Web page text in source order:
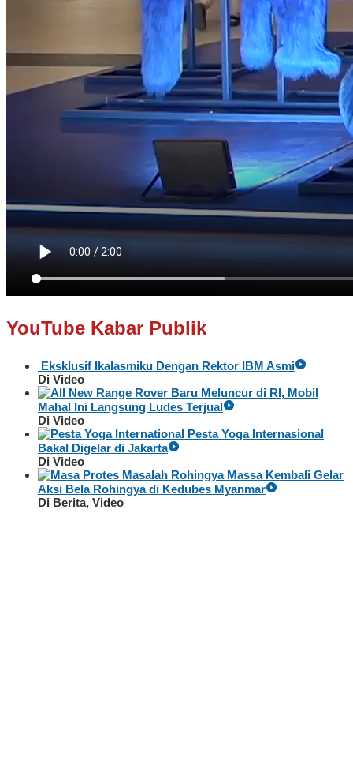
YouTube Kabar Publik
Eksklusif Ikalasmiku Dengan Rektor IBM Asmi
Di Video
Baru Meluncur di RI, Mobil
Mahal Ini Langsung Ludes Terjual
Di Video
Pesta Yoga Internasional
Bakal Digelar di Jakarta
Di Video
Massa Kembali Gelar
Aksi Bela Rohingya di Kedubes Myanmar
Di Berita, Video